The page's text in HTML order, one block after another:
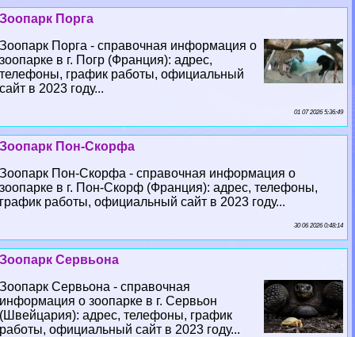
Зоопарк Порга
Зоопарк Порга - справочная информация о
зоопарке в г. Погр (Франция): адрес,
телефоны, график работы, официальный
сайт в 2023 году...
01 07 2026 5:36:49
Зоопарк Пон-Скорфа
Зоопарк Пон-Скорфа - справочная информация о
зоопарке в г. Пон-Скорф (Франция): адрес, телефоны,
график работы, официальный сайт в 2023 году...
30 06 2026 0:48:14
Зоопарк Сервьона
Зоопарк Сервьона - справочная
информация о зоопарке в г. Сервьон
(Швейцария): адрес, телефоны, график
работы, официальный сайт в 2023 году...